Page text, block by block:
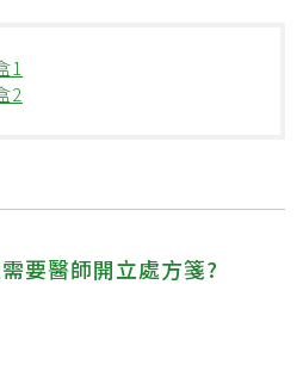
1
2
要醫師開立處方箋?